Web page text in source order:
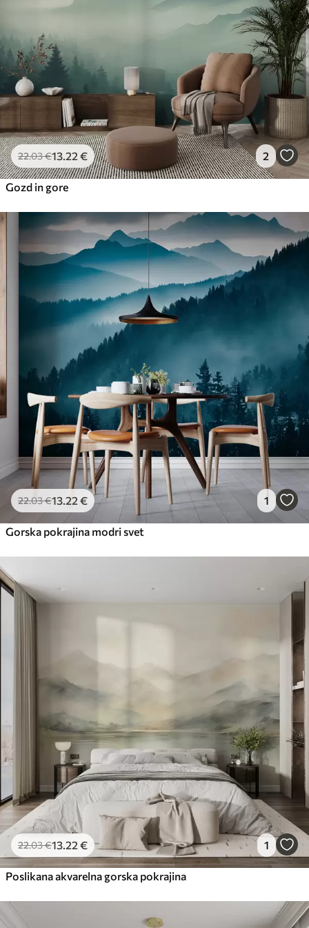
Premium vinil
65 .0039
Peel and Stick
81.6749.00€/m²
22.03€13 .22 € 2
Gozd in gore
22.03€13 .22 € 1
Gorska pokrajina modri svet
22.03€13 .22 € 1
Poslikana akvarelna gorska pokrajina